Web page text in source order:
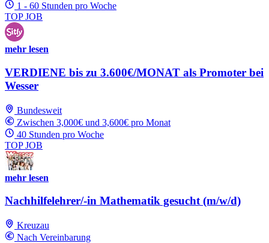
1 - 60 Stunden pro Woche
TOP JOB
mehr lesen
VERDIENE bis zu 3.600€/MONAT als Promoter bei
Wesser
Bundesweit
Zwischen 3,000€ und 3,600€ pro Monat
40 Stunden pro Woche
TOP JOB
mehr lesen
Nachhilfelehrer/-in Mathematik gesucht (m/w/d)
Kreuzau
Nach Vereinbarung